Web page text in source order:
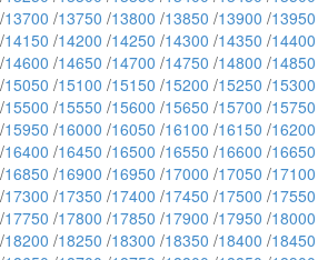
/13700 /13750 /13800 /13850 /13900 /13950
/14150 /14200 /14250 /14300 /14350 /14400
/14600 /14650 /14700 /14750 /14800 /14850
/15050 /15100 /15150 /15200 /15250 /15300
/15500 /15550 /15600 /15650 /15700 /15750
/15950 /16000 /16050 /16100 /16150 /16200
/16400 /16450 /16500 /16550 /16600 /16650
/16850 /16900 /16950 /17000 /17050 /17100
/17300 /17350 /17400 /17450 /17500 /17550
/17750 /17800 /17850 /17900 /17950 /18000
/18200 /18250 /18300 /18350 /18400 /18450